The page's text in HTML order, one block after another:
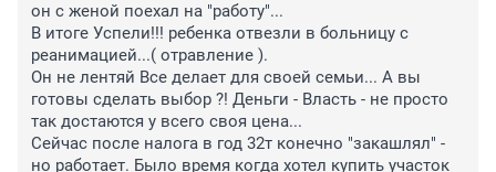
он с женой поехал на "работу"...
В итоге Успели!!! ребенка отвезли в больницу с
реанимацией...( отравление ).
Он не лентяй Все делает для своей семьи... А вы
готовы сделать выбор ?! Деньги - Власть - не просто
так достаются у всего своя цена...
Сейчас после налога в год 32т конечно "закашлял" -
но работает. Было время когда хотел купить участок